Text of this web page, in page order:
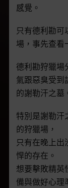
感覺。
只有德利勘
場，事先查看
德利勘狩獵場
氣跟惡臭受到
的謝勒汗之墓
特別是謝勒汗
的狩獵場，
只有在晚上出
悍的存在。
想要擊敗精英
備與做好心理